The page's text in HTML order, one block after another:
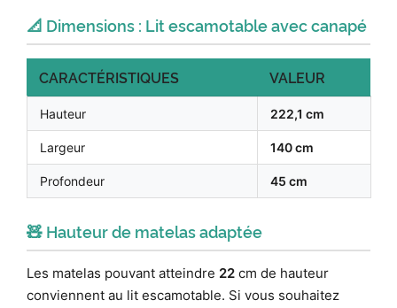
📐 Dimensions : Lit escamotable avec canapé
CARACTÉRISTIQUES VALEUR
Hauteur 222,1 cm
Largeur 140 cm
Profondeur 45 cm
🧸 Hauteur de matelas adaptée
Les matelas pouvant atteindre 22 cm de hauteur
conviennent au lit escamotable. Si vous souhaitez